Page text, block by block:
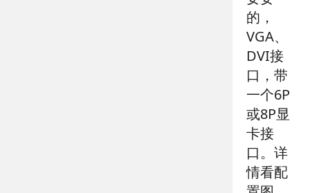
的，
VGA、
DVI接
口，带
一个6P
或8P显
卡接
口。详
情看配